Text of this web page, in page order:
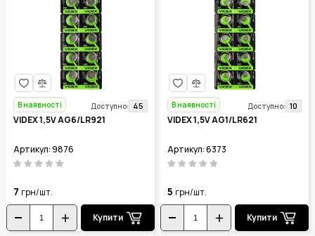
В наявності Доступно: 45
VIDEX 1,5V AG6/LR921
Артикул: 9876
7 грн/шт.
Купити
В наявності Доступно: 10
VIDEX 1,5V AG1/LR621
Артикул: 6373
5 грн/шт.
Купити